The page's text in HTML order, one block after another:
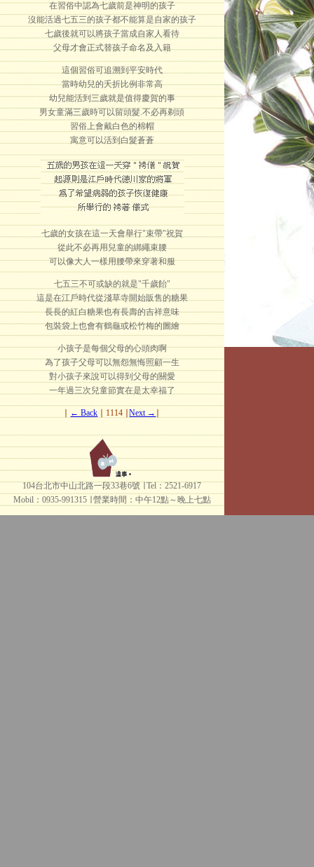
在習俗中認為七歲前是神明的孩子
沒能活過七五三的孩子都不能算是自家的孩子
七歲後就可以將孩子當成自家人看待
父母才會正式替孩子命名及入籍
這個習俗可追溯到平安時代
當時幼兒的夭折比例非常高
幼兒能活到三歲就是值得慶賀的事
男女童滿三歲時可以留頭髮.不必再剃頭
習俗上會戴白色的棉帽
寓意可以活到白髮蒼蒼
七歲的女孩在這一天會舉行"束帶"祝賀
從此不必再用兒童的綁繩束腰
可以像大人一樣用腰帶來穿著和服
七五三不可或缺的就是"千歲飴"
這是在江戶時代從淺草寺開始販售的糖果
長長的紅白糖果也有長壽的吉祥意味
包裝袋上也會有鶴龜或松竹梅的圖繪
小孩子是每個父母的心頭肉啊
為了孩子父母可以無怨無悔照顧一生
對小孩子來說可以得到父母的關愛
一年過三次兒童節實在是太幸福了
← Back ∣ 1114 ∣Next →
104台北市中山北路一段33巷6號 ∣ Tel：2521-6917
Mobil：0935-991315 ∣
營業時間：中午12點～晚上七點